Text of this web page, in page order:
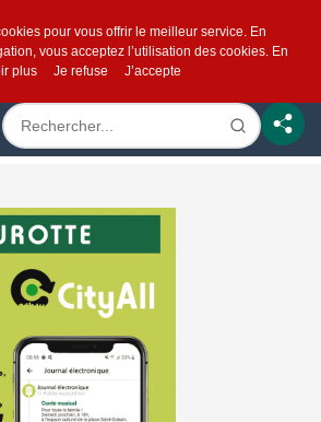
pour vous offrir le meilleur service. En
vous acceptez l’utilisation des cookies. En
plus
Je refuse J’accepte